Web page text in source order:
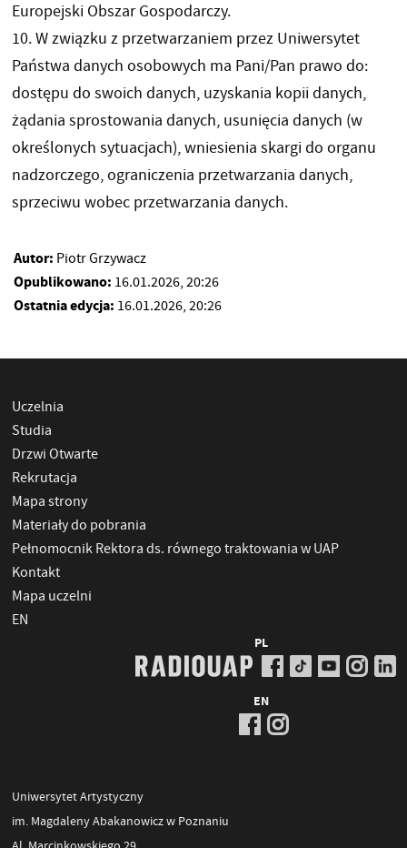
Europejski Obszar Gospodarczy.
10. W związku z przetwarzaniem przez Uniwersytet
Państwa danych osobowych ma Pani/Pan prawo do:
dostępu do swoich danych, uzyskania kopii danych,
żądania sprostowania danych, usunięcia danych (w
określonych sytuacjach), wniesienia skargi do organu
nadzorczego, ograniczenia przetwarzania danych,
sprzeciwu wobec przetwarzania danych.
Autor: Piotr Grzywacz
Opublikowano: 16.01.2026, 20:26
Ostatnia edycja: 16.01.2026, 20:26
Uczelnia
Studia
Drzwi Otwarte
Rekrutacja
Mapa strony
Materiały do pobrania
Pełnomocnik Rektora ds. równego traktowania w UAP
Kontakt
Mapa uczelni
EN
PL
EN
Uniwersytet Artystyczny
im. Magdaleny Abakanowicz w Poznaniu